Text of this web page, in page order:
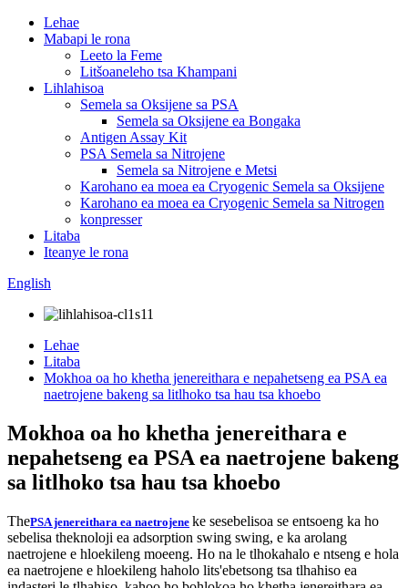
Lehae
Mabapi le rona
Leeto la Feme
Litšoaneleho tsa Khampani
Lihlahisoa
Semela sa Oksijene sa PSA
Semela sa Oksijene ea Bongaka
Antigen Assay Kit
PSA Semela sa Nitrojene
Semela sa Nitrojene e Metsi
Karohano ea moea ea Cryogenic Semela sa Oksijene
Karohano ea moea ea Cryogenic Semela sa Nitrogen
konpresser
Litaba
Iteanye le rona
English
Lehae
Litaba
Mokhoa oa ho khetha jenereithara e nepahetseng ea PSA ea
naetrojene bakeng sa litlhoko tsa hau tsa khoebo
Mokhoa oa ho khetha jenereithara e
nepahetseng ea PSA ea naetrojene bakeng
sa litlhoko tsa hau tsa khoebo
ThePSA jenereithara ea naetrojene ke sesebelisoa se entsoeng ka ho
sebelisa theknoloji ea adsorption swing swing, e ka arolang
naetrojene e hloekileng moeeng. Ho na le tlhokahalo e ntseng e hola
ea naetrojene e hloekileng haholo lits'ebetsong tsa tlhahiso ea